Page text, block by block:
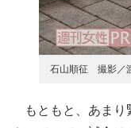
石山順征 撮影／
もともと、あまり